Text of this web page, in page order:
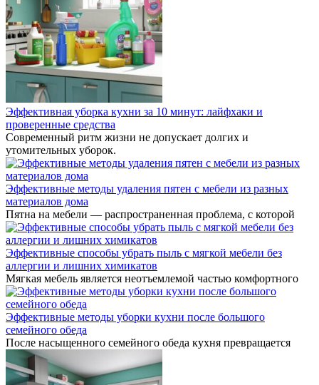
Эффективная уборка кухни за 10 минут: лайфхаки и
проверенные средства
Современный ритм жизни не допускает долгих и
утомительных уборок.
Эффективные методы удаления пятен с мебели из разных
материалов дома
Пятна на мебели — распространенная проблема, с которой
Эффективные способы убрать пыль с мягкой мебели без
аллергии и лишних химикатов
Мягкая мебель является неотъемлемой частью комфортного
Эффективные методы уборки кухни после большого
семейного обеда
После насыщенного семейного обеда кухня превращается